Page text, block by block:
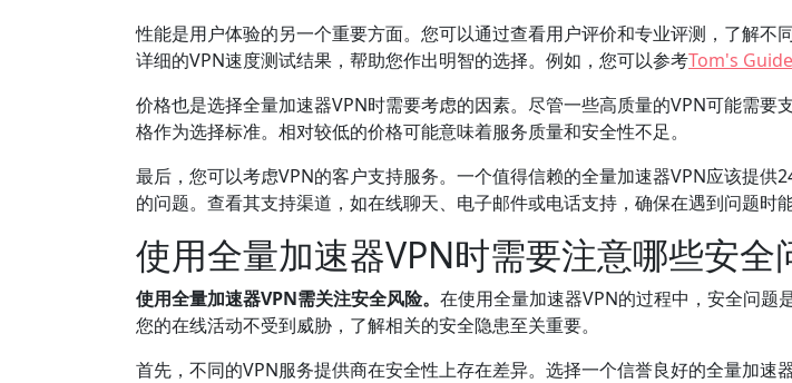
性能是用户体验的另一个重要方面。您可以通过查看用户评价和专业评测，了解不
详细的VPN速度测试结果，帮助您作出明智的选择。例如，您可以参考Tom's Guide
价格也是选择全量加速器VPN时需要考虑的因素。尽管一些高质量的VPN可能需要
格作为选择标准。相对较低的价格可能意味着服务质量和安全性不足。
最后，您可以考虑VPN的客户支持服务。一个值得信赖的全量加速器VPN应该提供
的问题。查看其支持渠道，如在线聊天、电子邮件或电话支持，确保在遇到问题时
使用全量加速器VPN时需要注意哪些安全
使用全量加速器VPN需关注安全风险。 在使用全量加速器VPN的过程中，安全问题
您的在线活动不受到威胁，了解相关的安全隐患至关重要。
首先，不同的VPN服务提供商在安全性上存在差异。选择一个信誉良好的全量加速